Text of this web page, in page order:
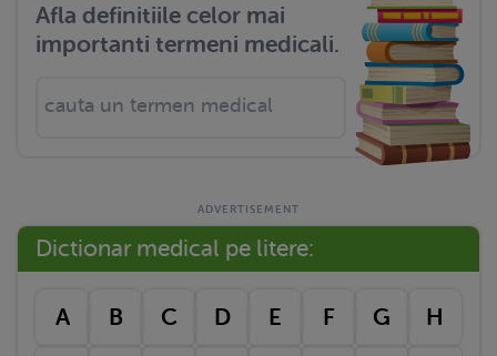
Afla definitiile celor mai
importanti termeni medicali.
Dictionar medical pe litere:
A B C D E F G H